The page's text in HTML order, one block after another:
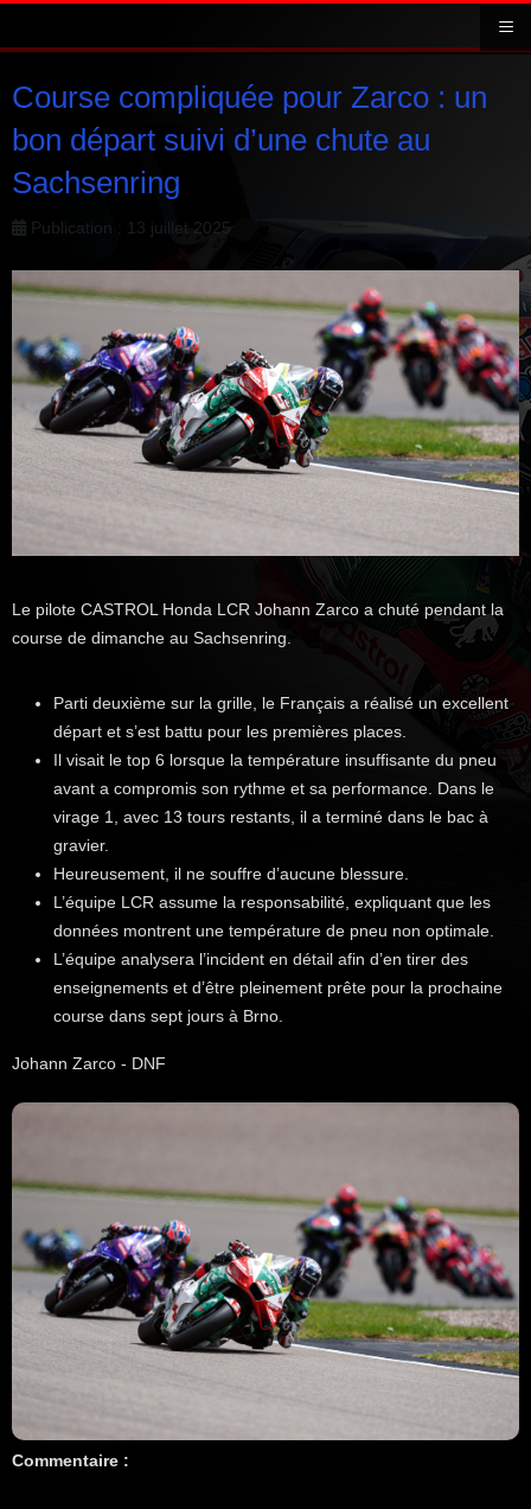
Course compliquée pour Zarco : un
bon départ suivi d’une chute au
Sachsenring
Publication : 13 juillet 2025
Le pilote CASTROL Honda LCR Johann Zarco a chuté pendant la
course de dimanche au Sachsenring.
Parti deuxième sur la grille, le Français a réalisé un excellent
départ et s’est battu pour les premières places.
Il visait le top 6 lorsque la température insuffisante du pneu
avant a compromis son rythme et sa performance. Dans le
virage 1, avec 13 tours restants, il a terminé dans le bac à
gravier.
Heureusement, il ne souffre d’aucune blessure.
L’équipe LCR assume la responsabilité, expliquant que les
données montrent une température de pneu non optimale.
L’équipe analysera l’incident en détail afin d’en tirer des
enseignements et d’être pleinement prête pour la prochaine
course dans sept jours à Brno.
Johann Zarco - DNF
Commentaire :
≡